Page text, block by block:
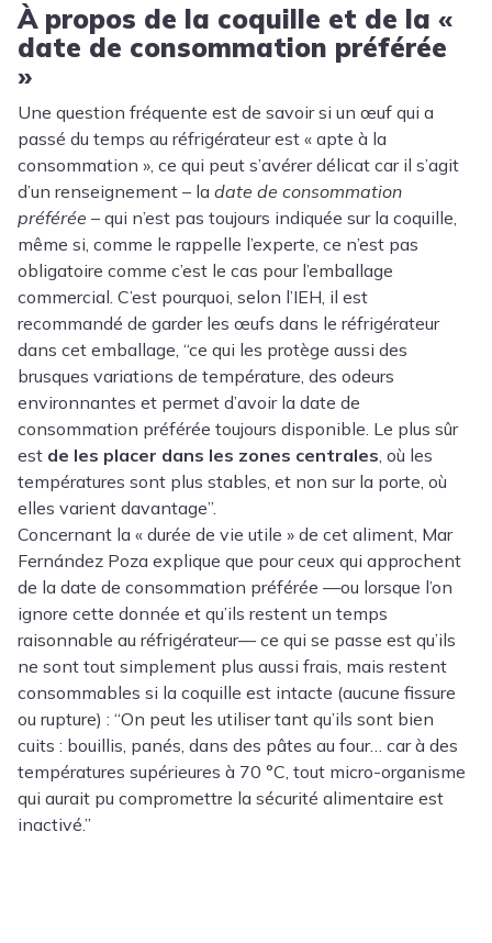
À propos de la coquille et de la «
date de consommation préférée
»
Une question fréquente est de savoir si un œuf qui a
passé du temps au réfrigérateur est « apte à la
consommation », ce qui peut s’avérer délicat car il s’agit
d’un renseignement – la date de consommation
préférée – qui n’est pas toujours indiquée sur la coquille,
même si, comme le rappelle l’experte, ce n’est pas
obligatoire comme c’est le cas pour l’emballage
commercial. C’est pourquoi, selon l’IEH, il est
recommandé de garder les œufs dans le réfrigérateur
dans cet emballage, “ce qui les protège aussi des
brusques variations de température, des odeurs
environnantes et permet d’avoir la date de
consommation préférée toujours disponible. Le plus sûr
est de les placer dans les zones centrales , où les
températures sont plus stables, et non sur la porte, où
elles varient davantage”.
Concernant la « durée de vie utile » de cet aliment, Mar
Fernández Poza explique que pour ceux qui approchent
de la date de consommation préférée —ou lorsque l’on
ignore cette donnée et qu’ils restent un temps
raisonnable au réfrigérateur— ce qui se passe est qu’ils
ne sont tout simplement plus aussi frais, mais restent
consommables si la coquille est intacte (aucune fissure
ou rupture) : “On peut les utiliser tant qu’ils sont bien
cuits : bouillis, panés, dans des pâtes au four… car à des
températures supérieures à 70 °C, tout micro-organisme
qui aurait pu compromettre la sécurité alimentaire est
inactivé.”